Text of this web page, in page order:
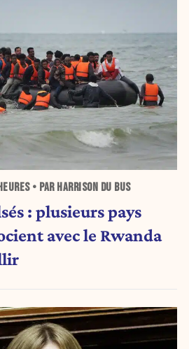
• PAR HARRISON DU BUS
: plusieurs pays
avec le Rwanda